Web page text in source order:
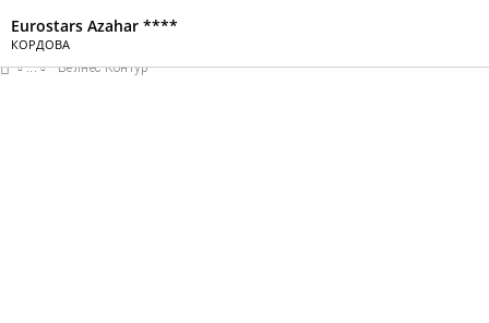
Eurostars Azahar
КОРДОВА
Велнес-Контур